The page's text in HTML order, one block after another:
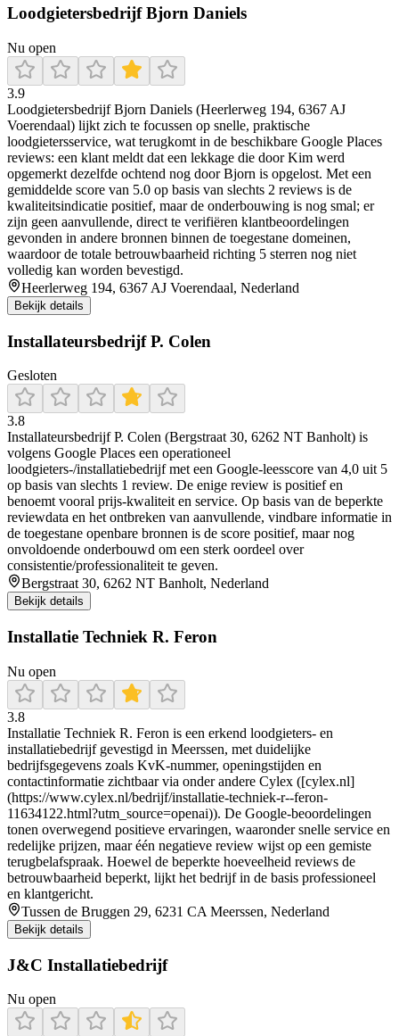
Loodgietersbedrijf Bjorn Daniels
Nu open
3.9
Loodgietersbedrijf Bjorn Daniels (Heerlerweg 194, 6367 AJ
Voerendaal) lijkt zich te focussen op snelle, praktische
loodgietersservice, wat terugkomt in de beschikbare Google Places
reviews: een klant meldt dat een lekkage die door Kim werd
opgemerkt dezelfde ochtend nog door Bjorn is opgelost. Met een
gemiddelde score van 5.0 op basis van slechts 2 reviews is de
kwaliteitsindicatie positief, maar de onderbouwing is nog smal; er
zijn geen aanvullende, direct te verifiëren klantbeoordelingen
gevonden in andere bronnen binnen de toegestane domeinen,
waardoor de totale betrouwbaarheid richting 5 sterren nog niet
volledig kan worden bevestigd.
Heerlerweg 194, 6367 AJ Voerendaal, Nederland
Bekijk details
Installateursbedrijf P. Colen
Gesloten
3.8
Installateursbedrijf P. Colen (Bergstraat 30, 6262 NT Banholt) is
volgens Google Places een operationeel
loodgieters-/installatiebedrijf met een Google-leesscore van 4,0 uit 5
op basis van slechts 1 review. De enige review is positief en
benoemt vooral prijs-kwaliteit en service. Op basis van de beperkte
reviewdata en het ontbreken van aanvullende, vindbare informatie in
de toegestane openbare bronnen is de score positief, maar nog
onvoldoende onderbouwd om een sterk oordeel over
consistentie/professionaliteit te geven.
Bergstraat 30, 6262 NT Banholt, Nederland
Bekijk details
Installatie Techniek R. Feron
Nu open
3.8
Installatie Techniek R. Feron is een erkend loodgieters- en
installatiebedrijf gevestigd in Meerssen, met duidelijke
bedrijfsgegevens zoals KvK‑nummer, openingstijden en
contactinformatie zichtbaar via onder andere Cylex ([cylex.nl]
(https://www.cylex.nl/bedrijf/installatie-techniek-r--feron-
11634122.html?utm_source=openai)). De Google‑beoordelingen
tonen overwegend positieve ervaringen, waaronder snelle service en
redelijke prijzen, maar één negatieve review wijst op een gemiste
terugbelafspraak. Hoewel de beperkte hoeveelheid reviews de
betrouwbaarheid beperkt, lijkt het bedrijf in de basis professioneel
en klantgericht.
Tussen de Bruggen 29, 6231 CA Meerssen, Nederland
Bekijk details
J&C Installatiebedrijf
Nu open